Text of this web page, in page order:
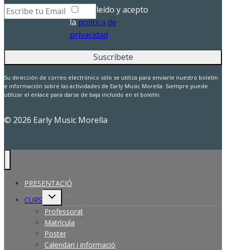
He leído y acepto
lapolítica de
privacidad
Su dirección de correo electrónico sólo se utiliza para enviarle nuestro boletín
e información sobre las actividades de Early Music Morella. Siempre puede
utilizar el enlace para darse de baja incluido en el boletín.
© 2026 Early Music Morella
PRESENTACIÓ
CURS
Alterna
menú
fill
Professorat
Matrícula
Poster
Calendari i informació